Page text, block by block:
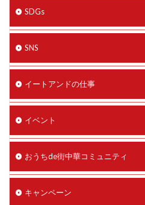
SDGs
SNS
イートアンドの仕事
イベント
おうちde街中華コミュニティ
キャンペーン